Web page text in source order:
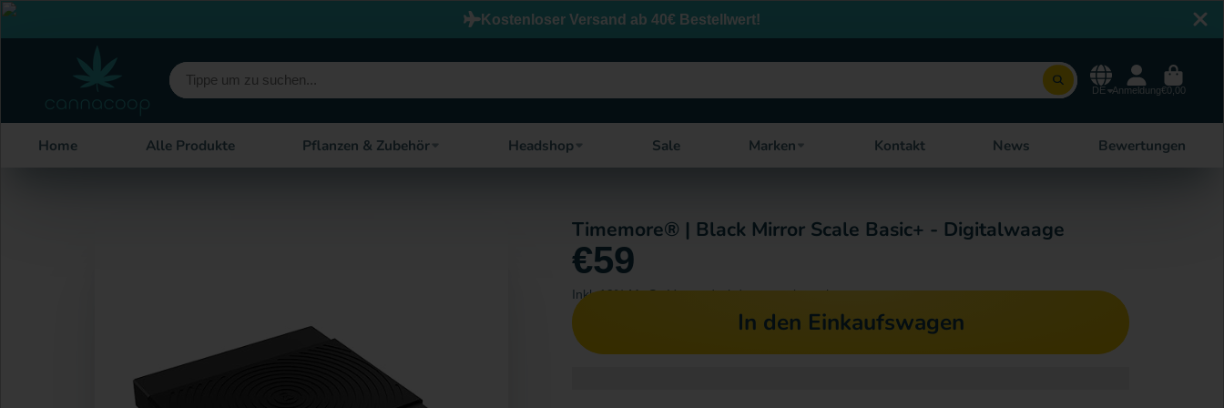
Kostenloser Versand ab 40€ Bestellwert!
DE Anmeldung€0,00
Home Alle Produkte Pflanzen & Zubehör Headshop Sale Marken Kontakt News Bewertungen
Timemore® | Black Mirror Scale Basic+ - Digitalwaage
€59
Inkl. 19% MwSt.Versandwird separat berechnet.
In den Einkaufswagen